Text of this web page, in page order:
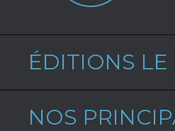
ÉDITIONS LE
NOS